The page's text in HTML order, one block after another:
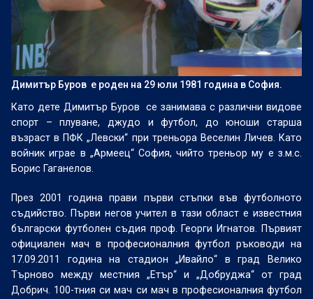
Димитър Буров е роден на 29 юли 1981 година в София.
Като дете Димитър Буров
се занимава с различни видове
спорт – плуване, джудо и футбол, до юноши старша
възраст в ПФК „Левски“ при треньора Веселин Личев. Като
войник играе в „Армеец“ София, чийто треньор му е з.м.с.
Борис Гаганелов.
През 2001 година прави първи стъпки във футболното
съдийство. Първи негов учител в тази област е известния
български футболен съдия проф. Георги Игнатов. Първият
официален мач в професионалния футбол ръководи на
17.09.2011 година на стадион „Ивайло“ в град Велико
Търново между местния „Етър“ и „Добруджа“ от град
Добрич. 100-тния си мач си мач в професионалния футбол